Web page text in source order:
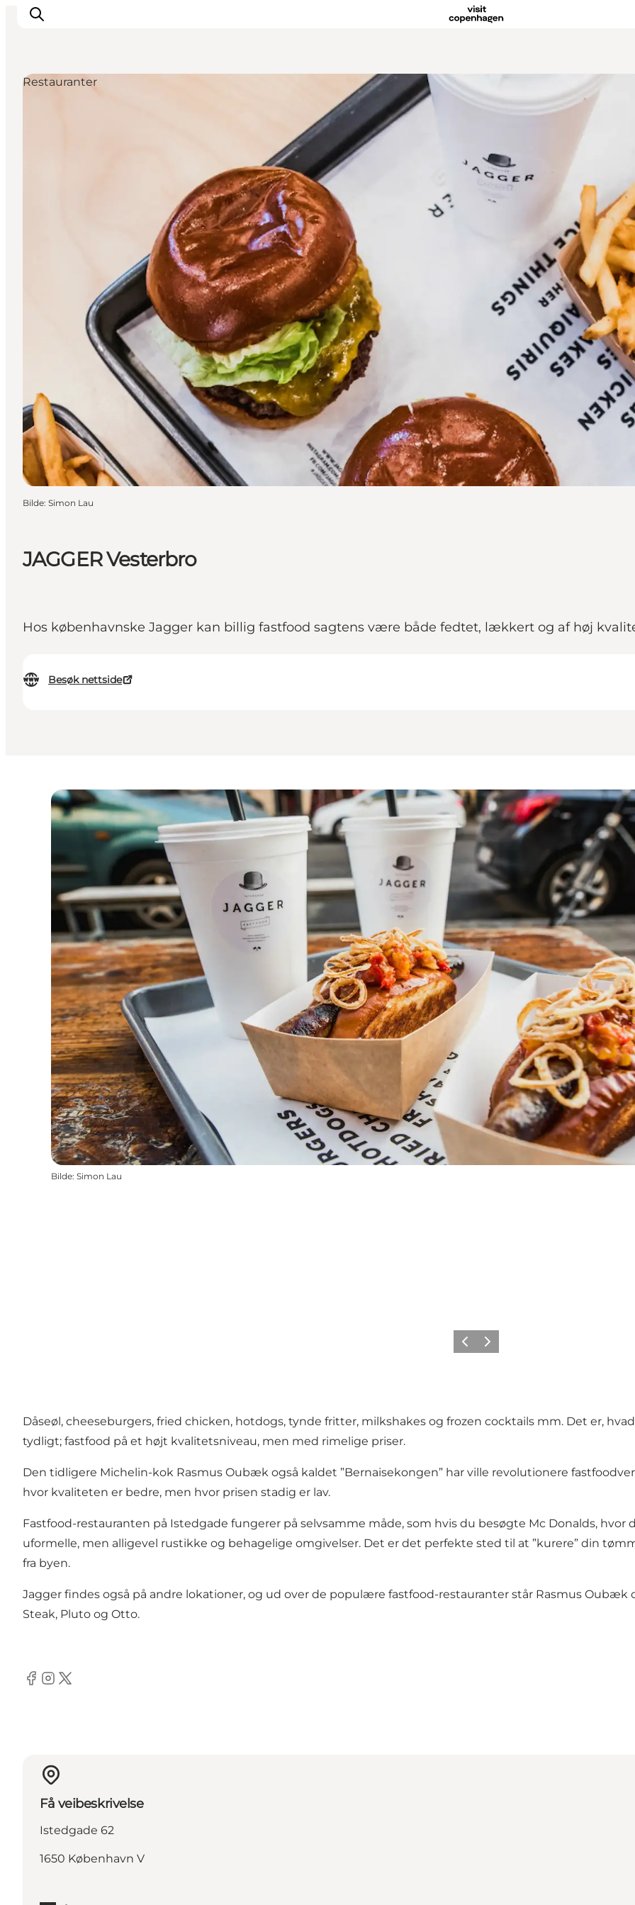
JAGGER Vesterbro
Hos københavnske Jagger kan billig fastfood sagtens være både fedtet, lækkert og af høj
Besøk nettside
Restauranter
Bilde: Simon Lau
Bilde: Simon Lau
ForrigeNeste
Dåseøl, cheeseburgers, fried chicken, hotdogs, tynde fritter, milkshakes og frozen cocktails mm. Det er,
tydligt; fastfood på et højt kvalitetsniveau, men med rimelige priser.
Den tidligere Michelin-kok Rasmus Oubæk også kaldet ”Bernaisekongen” har ville revolutionere
hvor kvaliteten er bedre, men hvor prisen stadig er lav.
Fastfood-restauranten på Istedgade fungerer på selvsamme måde, som hvis du besøgte Mc Donalds,
uformelle, men alligevel rustikke og behagelige omgivelser. Det er det perfekte sted til at ”kurere” din
fra byen.
Jagger findes også på andre lokationer, og ud over de populære fastfood-restauranter står Rasmus Oubæk
Steak, Pluto og Otto.
Facebook
Instagram
Twitter
Få veibeskrivelse
Istedgade 62
1650 København V